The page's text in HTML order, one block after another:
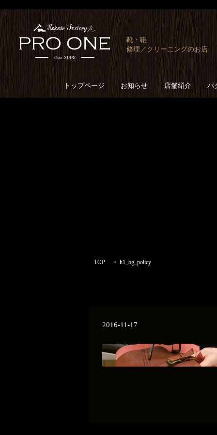
靴・鞄
修理／クリーニングのお店
トップページ お知らせ 店舗紹介 パ
TOP h1_bg_policy
2016-11-17